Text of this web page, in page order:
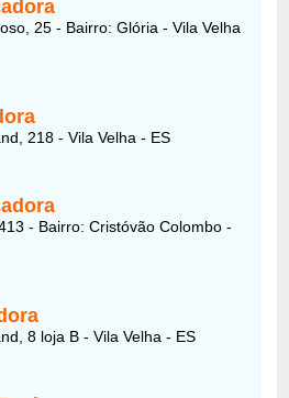
25 - Bairro: Glória - Vila Velha
218 - Vila Velha - ES
- Bairro: Cristóvão Colombo -
8 loja B - Vila Velha - ES